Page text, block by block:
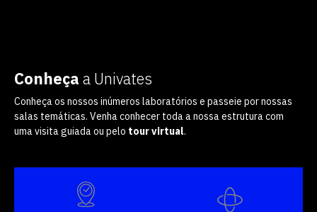
Conheça a Univates
Conheça os nossos inúmeros laboratórios e passeie por nossas
salas temáticas. Venha conhecer toda a nossa estrutura com
uma visita guiada ou pelo tour virtual.